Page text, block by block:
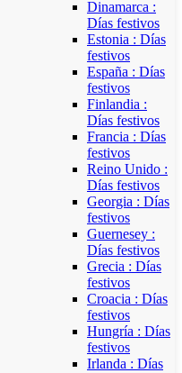
Dinamarca :
Días festivos
Estonia : Días
festivos
España : Días
festivos
Finlandia :
Días festivos
Francia : Días
festivos
Reino Unido :
Días festivos
Georgia : Días
festivos
Guernesey :
Días festivos
Grecia : Días
festivos
Croacia : Días
festivos
Hungría : Días
festivos
Irlanda : Días